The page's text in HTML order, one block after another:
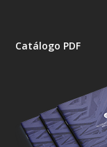
Catálogo PDF